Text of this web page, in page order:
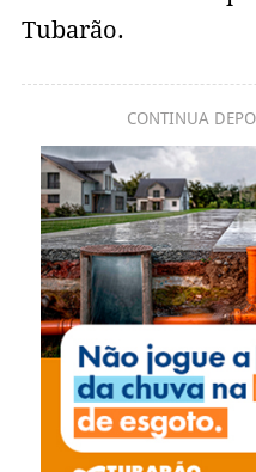
Tubarão.
CONTINUA